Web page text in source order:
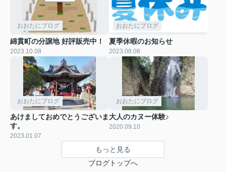
おおたにブログ
綿貫町の分譲地 好評販売中！
2023.10.08
おおたにブログ
夏季休暇のお知らせ
2023.08.08
おおたにブログ
あけましておめでとうございま
す。
2023.01.07
おおたにブログ
大人のカヌー体験♪
2020.09.10
もっと見る
ブログトップへ